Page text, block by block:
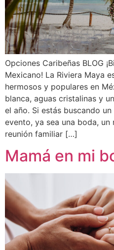
Opciones Caribeñas BLOG
Mexicano! La Riviera Maya
hermosos y populares en
blanca, aguas cristalinas y
el año. Si estás buscando
evento, ya sea una boda,
reunión familiar […]
Mamá en mi